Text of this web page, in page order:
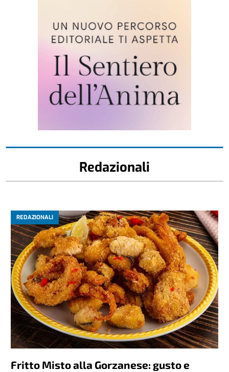
Redazionali
REDAZIONALI
Fritto Misto alla Gorzanese: gusto e